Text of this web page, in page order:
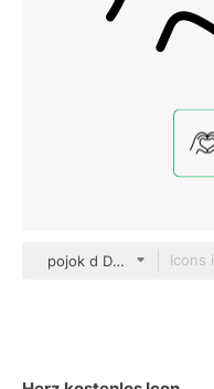
pojok d Detailed Outline